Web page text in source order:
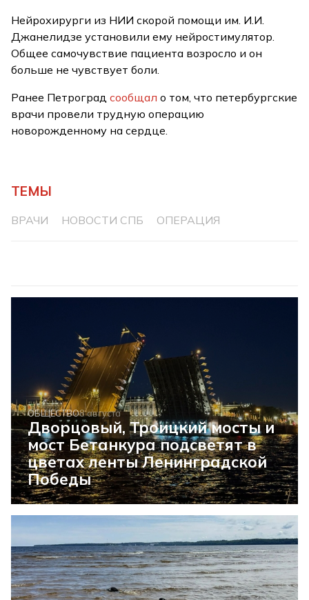
Нейрохирурги из НИИ скорой помощи им. И.И.
Джанелидзе установили ему нейростимулятор.
Общее самочувствие пациента возросло и он
больше не чувствует боли.
Ранее Петроградсообщал о том, что петербургские
врачи провели трудную операцию
новорожденному на сердце.
ТЕМЫ
ВРАЧИ НОВОСТИ СПБ ОПЕРАЦИЯ
ОБЩЕСТВО8 августа
Дворцовый, Троицкий мосты и
мост Бетанкура подсветят в
цветах ленты Ленинградской
Победы